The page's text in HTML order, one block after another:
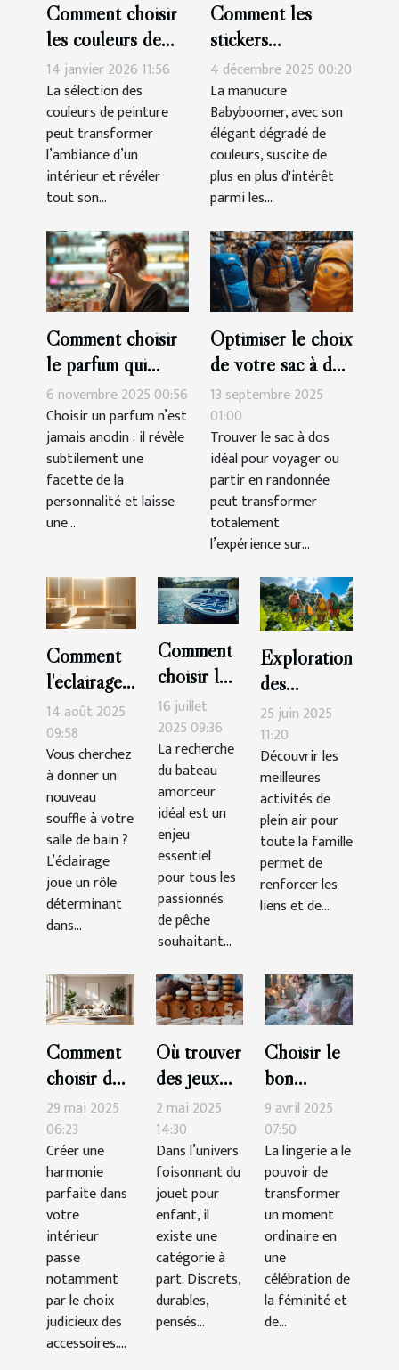
Comment choisir
les couleurs de
peinture pour
harmoniser votre
espace ?
14 janvier 2026 11:56
La sélection des
couleurs de peinture
peut transformer
l’ambiance d’un
intérieur et révéler
tout son...
Comment les
stickers
simplifient-ils la
réalisation d'une
manucure
Babyboomer ?
4 décembre 2025 00:20
La manucure
Babyboomer, avec son
élégant dégradé de
couleurs, suscite de
plus en plus d'intérêt
parmi les...
Comment choisir
le parfum qui
complète votre
personnalité?
6 novembre 2025 00:56
Choisir un parfum n’est
jamais anodin : il révèle
subtilement une
facette de la
personnalité et laisse
une...
Optimiser le choix
de votre sac à dos
pour voyages et
randonnées
13 septembre 2025
01:00
Trouver le sac à dos
idéal pour voyager ou
partir en randonnée
peut transformer
totalement
l’expérience sur...
Comment
l'éclairage
peut
transformer
votre salle
de bain ?
14 août 2025
09:58
Vous cherchez
à donner un
nouveau
souffle à votre
salle de bain ?
L’éclairage
joue un rôle
déterminant
dans...
Comment
choisir le
meilleur
bateau
amorceur
pour vos
sessions
de pêche
?
16 juillet
2025 09:36
La recherche
du bateau
amorceur
idéal est un
enjeu
essentiel
pour tous les
passionnés
de pêche
souhaitant...
Exploration
des
meilleures
activités de
plein air
pour toute
la famille
25 juin 2025
11:20
Découvrir les
meilleures
activités de
plein air pour
toute la famille
permet de
renforcer les
liens et de...
Comment
choisir des
accessoires
pour
maximiser
l'harmonie
de votre
intérieur
29 mai 2025
06:23
Créer une
harmonie
parfaite dans
votre
intérieur
passe
notamment
par le choix
judicieux des
accessoires....
Où trouver
des jeux
Montessori
de qualité
?
2 mai 2025
14:30
Dans l’univers
foisonnant du
jouet pour
enfant, il
existe une
catégorie à
part. Discrets,
durables,
pensés...
Choisir le
bon
ensemble
de lingerie
pour des
occasions
spéciales
9 avril 2025
07:50
La lingerie a le
pouvoir de
transformer
un moment
ordinaire en
une
célébration de
la féminité et
de...